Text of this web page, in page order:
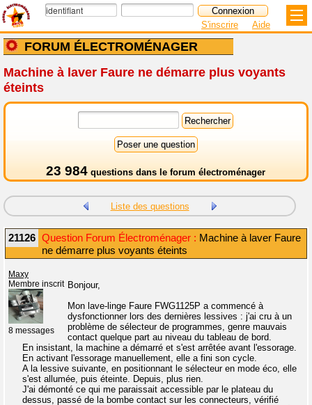
FORUM ÉLECTROMÉNAGER
S'inscrire Aide
Machine à laver Faure ne démarre plus voyants
éteints
23 984 questions dans le forum électroménager
Liste des questions
21126 Question Forum Électroménager : Machine à laver Faure
ne démarre plus voyants éteints
Maxy
Membre inscrit
8 messages
Bonjour,
Mon lave-linge Faure FWG1125P a commencé à
dysfonctionner lors des dernières lessives : j'ai cru à un
problème de sélecteur de programmes, genre mauvais
contact quelque part au niveau du tableau de bord.
En insistant, la machine a démarré et s'est arrêtée avant l'essorage.
En activant l'essorage manuellement, elle a fini son cycle.
A la lessive suivante, en positionnant le sélecteur en mode éco, elle
s'est allumée, puis éteinte. Depuis, plus rien.
J'ai démonté ce qui me paraissait accessible par le plateau du
dessus, passé de la bombe contact sur les connecteurs, vérifié